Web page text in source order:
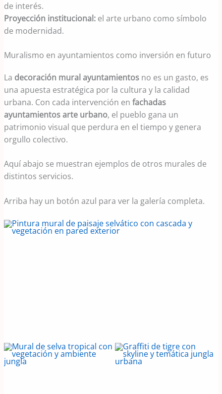
de interés.
Proyección institucional: el arte urbano como símbolo
de modernidad.
Muralismo en ayuntamientos como inversión en futuro
La decoración mural ayuntamientos no es un gasto, es
una apuesta estratégica por la cultura y la calidad
urbana. Con cada intervención enfachadas
ayuntamientos arte urbano, el pueblo gana un
patrimonio visual que perdura en el tiempo y genera
orgullo colectivo.
Aquí abajo se muestran ejemplos de otros murales de
distintos servicios.
Arriba hay un botón azul para ver la galería completa.